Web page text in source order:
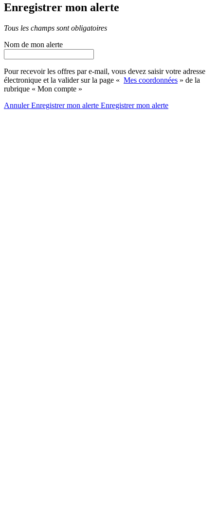
Enregistrer mon alerte
Tous les champs sont obligatoires
Nom de mon alerte
Pour recevoir les offres par e-mail, vous devez saisir votre adresse
électronique et la valider sur la page « Mes coordonnées » de la
rubrique « Mon compte »
AnnulerEnregistrer mon alerte Enregistrermon alerte